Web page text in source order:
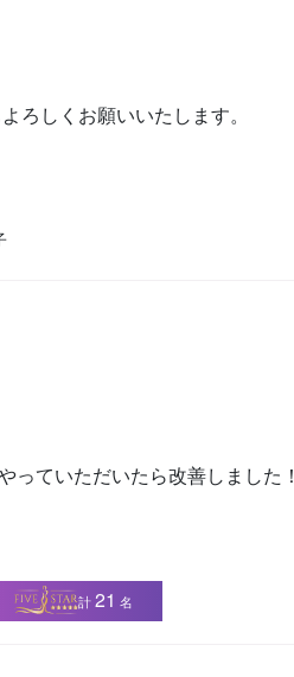
ろしくお願いいたします。
ていただいたら改善しました！
計 21 名